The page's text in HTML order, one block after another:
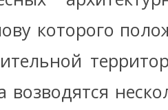
которого
возводятся